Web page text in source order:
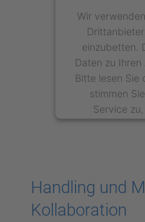
Wir
einzubetten.
Daten zu Ihren
Bitte lesen Sie
stimmen
Service
Handling und
Kollaboration